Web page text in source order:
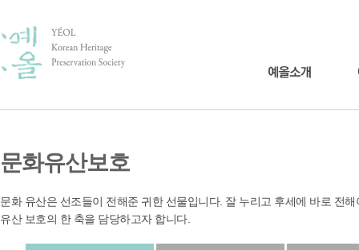
문화유산보호
문화 유산은 선조들이 전해준 귀한 선물입니다. 잘 누리고 후세에 바로 전
유산 보호의 한 축을 담당하고자 합니다.